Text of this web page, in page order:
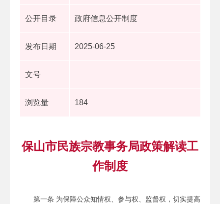
公开目录 政府信息公开制度
发布日期 2025-06-25
文号
浏览量 184
保山市民族宗教事务局政策解读工
作制度
第一条 为保障公众知情权、参与权、监督权，切实提高